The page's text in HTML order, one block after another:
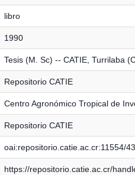
libro
1990
Tesis (M. Sc) -- CATIE, Turrilaba
Repositorio CATIE
Centro Agronómico Tropical de
Repositorio CATIE
oai:repositorio.catie.ac.cr:11554/
https://repositorio.catie.ac.cr/